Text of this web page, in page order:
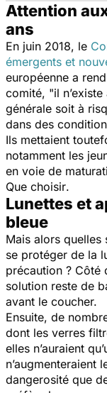
Attention
ans
En juin 2018, le
émergents et
européenne a
comité, "il
générale soit à
dans des
Ils mettaient
notamment les
en voie de
Que choisir.
Lunettes et
bleue
Mais alors quelles
se protéger de la
précaution ? Côté
solution reste de
avant le coucher.
Ensuite, de
dont les verres
elles n’auraient
n’augmenteraient
dangerosité que